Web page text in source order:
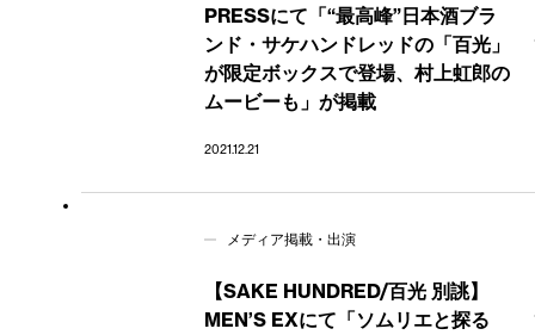
PRESSにて「“最高峰”日本酒ブラ
ンド・サケハンドレッドの「百光」
が限定ボックスで登場、村上虹郎の
ムービーも」が掲載
2021.12.21
メディア掲載・出演
【SAKE HUNDRED/百光 別誂】
MEN’S EXにて「ソムリエと探る